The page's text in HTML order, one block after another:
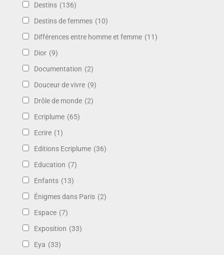
Destins (136)
Destins de femmes (10)
Différences entre homme et femme (11)
Dior (9)
Documentation (2)
Douceur de vivre (9)
Drôle de monde (2)
Ecriplume (65)
Ecrire (1)
Editions Ecriplume (36)
Education (7)
Enfants (13)
Énigmes dans Paris (2)
Espace (7)
Exposition (33)
Eya (33)